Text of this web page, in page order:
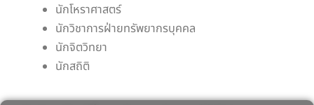
1. หมวดวิชาศึกษา
ทั่วไป เรียนไม่น้อย
กว่า 25 หน่วยกิต
2) กลุ่มวิชาภาษา
นักโหราศาสตร์
นักวิชาการฝ่ายทรัพยากรบุคคล
นักจิตวิทยา
นักสถิติ